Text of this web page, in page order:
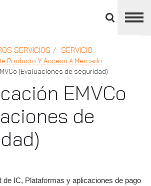
panel
SERVICIOS SERVICIO
Producto Y Acceso A Mercado
(Evaluaciones de seguridad)
EMVCo
de
de IC, Plataformas y aplicaciones de pago